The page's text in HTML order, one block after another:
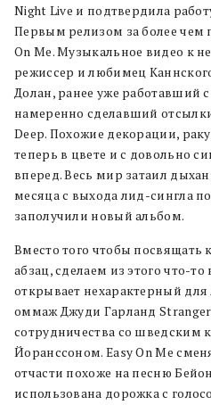
Night Live и подтвердила
Первым релизом за более чем
On Me. Музыкальное видео к
режиссер и любимец
Долан, ранее уже работавший
намеренно сделавший
Deep. Похожие декорации,
теперь в цвете и с довольно
вперед. Весь мир затаил
месяца с выхода лид-сингла
заполучили новый альбом.
Вместо того чтобы посвящать
абзац, сделаем из этого что-
открывает нехарактерный
оммаж Джуди Гарланд
сотрудничества со
Йоранссоном. Easy On Me
отчасти похоже на песню
использована дорожка с